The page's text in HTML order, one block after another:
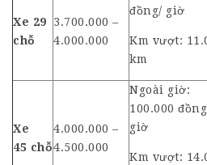
Xe 29
chỗ
3.700.000 –
4.000.000
đồng/ giờ
Km vượt:
km
Xe
45 chỗ
4.000.000 –
4.500.000
Ngoài giờ:
100.000
giờ
Km vượt: